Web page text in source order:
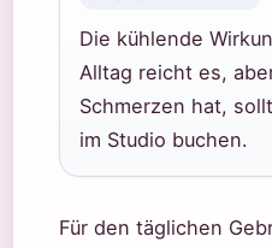
Die kühlende
Alltag reicht es,
Schmerzen hat,
im Studio buchen.
Für den täglichen